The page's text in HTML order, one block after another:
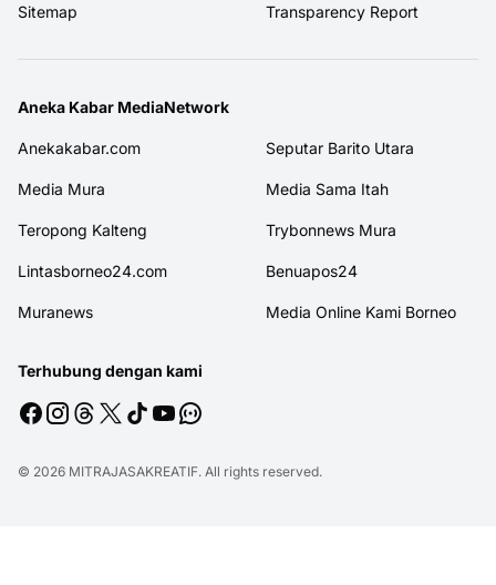
Sitemap Transparency Report
Aneka Kabar MediaNetwork
Anekakabar.com Seputar Barito Utara
Media Mura Media Sama Itah
Teropong Kalteng Trybonnews Mura
Lintasborneo24.com Benuapos24
Muranews Media Online Kami Borneo
Terhubung dengan kami
© 2026 MITRAJASAKREATIF. All rights reserved.